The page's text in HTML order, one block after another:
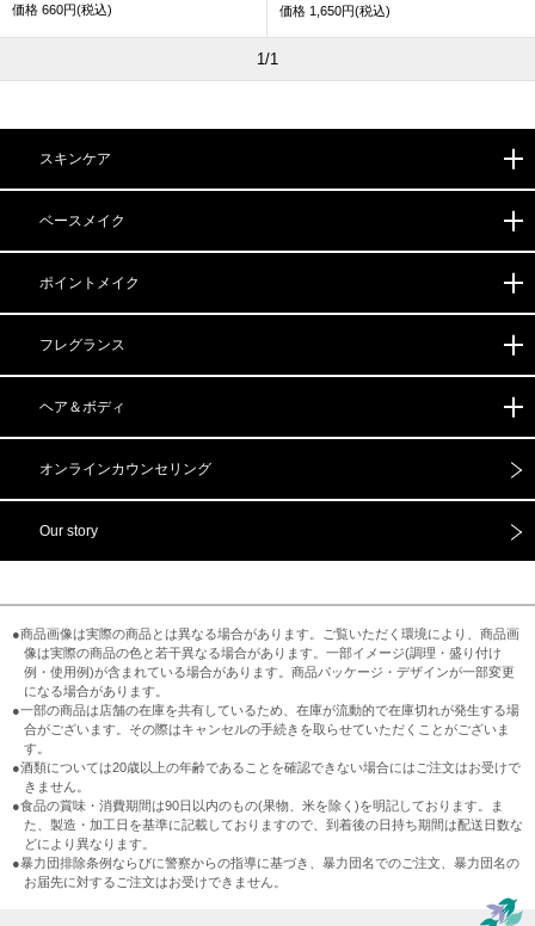
価格 660円(税込) 価格 1,650円(税込)
1/1
スキンケア
ベースメイク
ポイントメイク
フレグランス
ヘア＆ボディ
オンラインカウンセリング
Our story
●商品画像は実際の商品とは異なる場合があります。ご覧いただく環境により、商品画
像は実際の商品の色と若干異なる場合があります。一部イメージ(調理・盛り付け
例・使用例)が含まれている場合があります。商品パッケージ・デザインが一部変更
になる場合があります。
●一部の商品は店舗の在庫を共有しているため、在庫が流動的で在庫切れが発生する場
合がございます。その際はキャンセルの手続きを取らせていただくことがございま
す。
●酒類については20歳以上の年齢であることを確認できない場合にはご注文はお受けで
きません。
●食品の賞味・消費期間は90日以内のもの(果物、米を除く)を明記しております。ま
た、製造・加工日を基準に記載しておりますので、到着後の日持ち期間は配送日数な
どにより異なります。
●暴力団排除条例ならびに警察からの指導に基づき、暴力団名でのご注文、暴力団名の
お届先に対するご注文はお受けできません。